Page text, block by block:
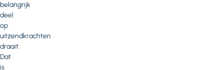
belangrijk
deel
op
uitzendkrachten
draait.
Dat
is